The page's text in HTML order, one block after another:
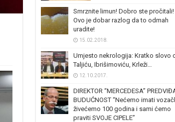
Smrznite limun! Dobro ste pročitali!
Ovo je dobar razlog da to odmah
uradite!
15.02.2018.
Umjesto nekrologija: Kratko slovo
Taljiću, Ibrišimoviću, Krleži…
12.10.2017.
DIREKTOR “MERCEDESA”
BUDUĆNOST “Nećemo imati
živećemo 100 godina i sami ćemo
praviti SVOJE CIPELE”